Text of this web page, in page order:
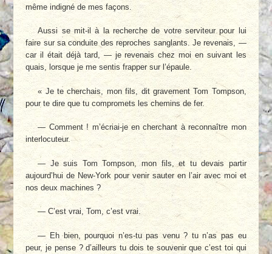
même indigné de mes façons.
Aussi se mit-il à la recherche de votre serviteur pour lui
faire sur sa conduite des reproches sanglants. Je revenais, —
car il était déjà tard, — je revenais chez moi en suivant les
quais, lorsque je me sentis frapper sur l’épaule.
« Je te cherchais, mon fils, dit gravement Tom Tompson,
pour te dire que tu compromets les chemins de fer.
— Comment ! m’écriai-je en cherchant à reconnaître mon
interlocuteur.
— Je suis Tom Tompson, mon fils, et tu devais partir
aujourd’hui de New-York pour venir sauter en l’air avec moi et
nos deux machines ?
— C’est vrai, Tom, c’est vrai.
— Eh bien, pourquoi n’es-tu pas venu ? tu n’as pas eu
peur, je pense ? d’ailleurs tu dois te souvenir que c’est toi qui